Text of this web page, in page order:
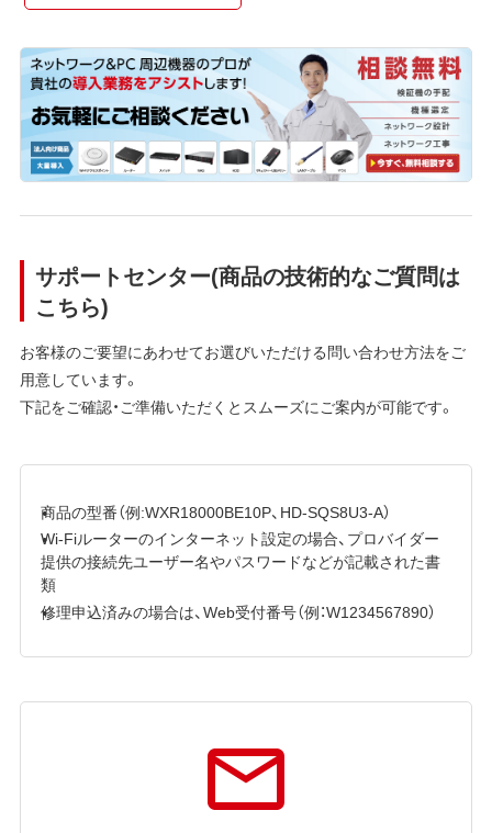
サポートセンター(商品の技術的なご質問は
こちら)
お客様のご要望にあわせてお選びいただける問い合わせ方法をご
用意しています。
下記をご確認・ご準備いただくとスムーズにご案内が可能です。
商品の型番（例:WXR18000BE10P、HD-SQS8U3-A）
Wi-Fiルーターのインターネット設定の場合、プロバイダー
提供の接続先ユーザー名やパスワードなどが記載された書
類
修理申込済みの場合は、Web受付番号（例：W1234567890）